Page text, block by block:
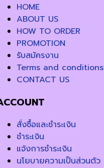
HOME
ABOUT US
HOW TO ORDER
PROMOTION
รับสมัครงาน
Terms and conditions
CONTACT US
สั่งซื้อและชำระเงิน
ชำระเงิน
แจ้งการชำระเงิน
นโยบายความเป็นส่วนตัว